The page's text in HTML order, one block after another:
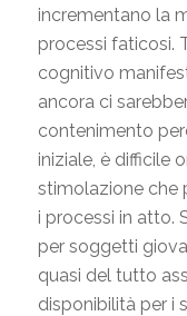
incrementano la
processi faticosi.
cognitivo
ancora ci
contenimento
iniziale, è difficile
stimolazione che
i processi in atto.
per soggetti
quasi del tutto
disponibilità per i